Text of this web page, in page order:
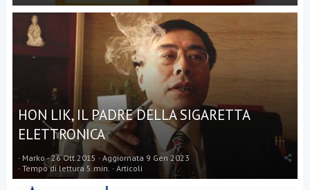
HON LIK, IL PADRE DELLA SIGARETTA
ELETTRONICA
Marko 26 Ott 2015 Aggiornata 9 Gen 2023
Tempo di lettura 5 min.
Articoli